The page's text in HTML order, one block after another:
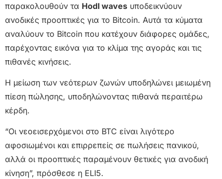
παρακολουθούν τα Hodl waves υποδεικνύουν
ανοδικές προοπτικές για το Bitcoin. Αυτά τα κύματα
αναλύουν το Bitcoin που κατέχουν διάφορες ομάδες,
παρέχοντας εικόνα για το κλίμα της αγοράς και τις
πιθανές κινήσεις.
Η μείωση των νεότερων ζωνών υποδηλώνει μειωμένη
πίεση πώλησης, υποδηλώνοντας πιθανά περαιτέρω
κέρδη.
“Οι νεοεισερχόμενοι στο BTC είναι λιγότερο
αφοσιωμένοι και επιρρεπείς σε πωλήσεις πανικού,
αλλά οι προοπτικές παραμένουν θετικές για ανοδική
κίνηση”, πρόσθεσε η ELI5.